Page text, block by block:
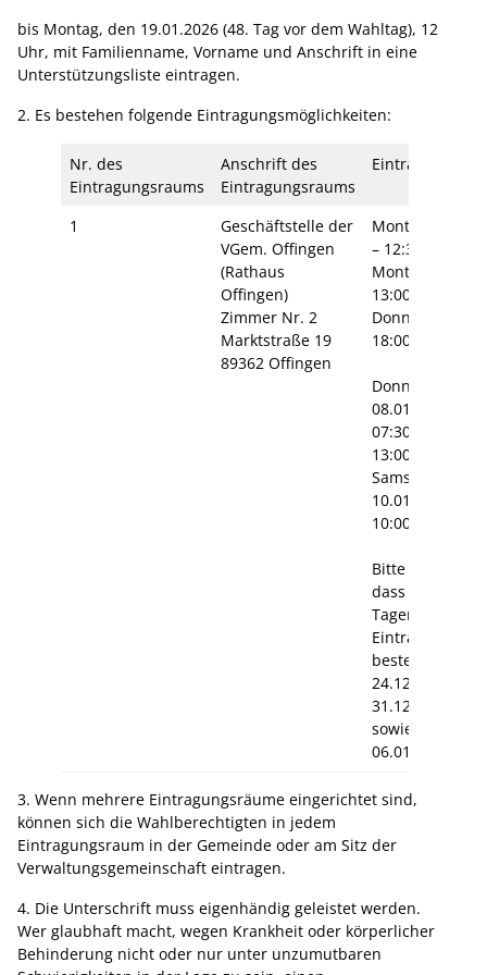
bis Montag, den 19.01.2026 (48. Tag vor dem Wahltag), 12
Uhr, mit Familienname, Vorname und Anschrift in eine
Unterstützungsliste eintragen.
2. Es bestehen folgende Eintragungsmöglichkeiten:
Nr. des
Eintragungsraums
Anschrift des
Eintragungsraums
1
Geschäftstelle der
VGem. Offingen
(Rathaus
Offingen)
Zimmer Nr. 2
Marktstraße 19
89362 Offingen
Montag –
– 12:30 Uhr
Montag –
13:00 – 16:00
Donnerstag
18:00 Uhr
Donnerstag ,
08.01.2026
07:30 – 12:30
13:00 – 20:00
Samstag, den
10.01.2026
10:00 – 12:00
Bitte beachten
dass am
Tagen keine
besteht:
24.12., 25.12,
31.12.2025,
sowie am
06.01.2026
3. Wenn mehrere Eintragungsräume eingerichtet sind,
können sich die Wahlberechtigten in jedem
Eintragungsraum in der Gemeinde oder am Sitz der
Verwaltungsgemeinschaft eintragen.
4. Die Unterschrift muss eigenhändig geleistet werden.
Wer glaubhaft macht, wegen Krankheit oder körperlicher
Behinderung nicht oder nur unter unzumutbaren